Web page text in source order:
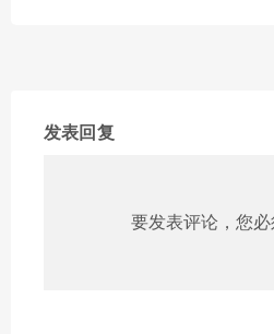
发表回复
要发表评论，您必